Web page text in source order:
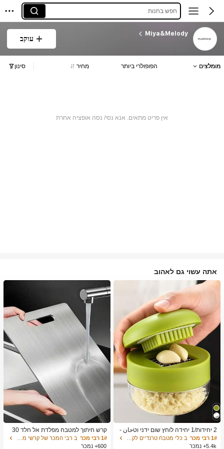
חפש בחנות
Miya&Melody
עוקב
מומלצים הפופולרי ביותר מחיר סינון
אין פריט מתאים. אנא נסי/ נסה אופציה אחרת
אתה עשוי גם לאהוב
2 יחידות/1 יחידה לוחץ שום ידני וטحان -
כלי מטבח רב-תכליתי, ניתן להשתמש לקי
צוץ, פריסה וטחינה, מתאים לבית, מסעד
1# רבי מכר
5.4k+ נמכר
קרש חיתוך למטבח מפלדת אל חלד 30
4, מתאים לחיתוך בשר, פירות וירקות, קל
לניקוי, לבישול ביתי
1# רבי מכר
600+ נמכר